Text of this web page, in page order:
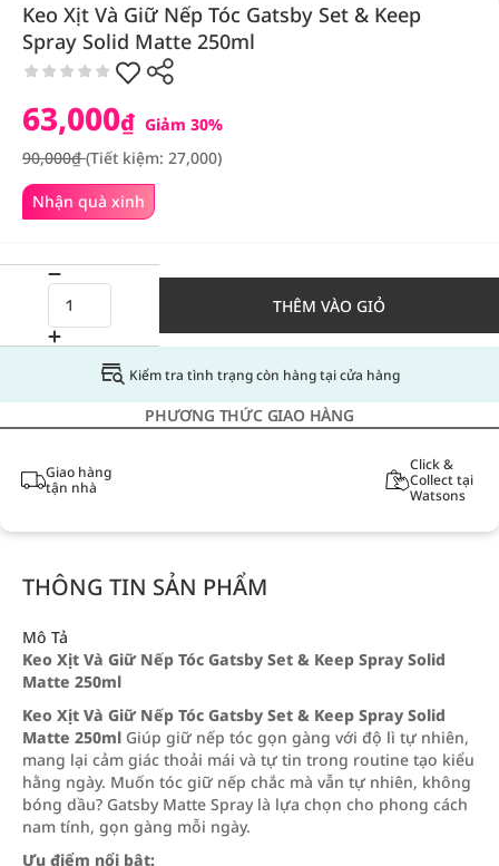
Keo Xịt Và Giữ Nếp Tóc Gatsby Set & Keep
Spray Solid Matte 250ml
Nhận quà xinh
63,000₫ Giảm 30%
90,000₫(Tiết kiệm: 27,000)
THÊM VÀO GIỎ
Kiểm tra tình trạng còn hàng tại cửa hàng
PHƯƠNG THỨC GIAO HÀNG
Giao hàng
tận nhà
Click &
Collect tại
Watsons
THÔNG TIN SẢN PHẨM
Mô Tả
Keo Xịt Và Giữ Nếp Tóc Gatsby Set & Keep Spray Solid
Matte 250ml
Keo Xịt Và Giữ Nếp Tóc Gatsby Set & Keep Spray Solid
Matte 250ml Giúp giữ nếp tóc gọn gàng với độ lì tự nhiên,
mang lại cảm giác thoải mái và tự tin trong routine tạo kiểu
hằng ngày. Muốn tóc giữ nếp chắc mà vẫn tự nhiên, không
bóng dầu? Gatsby Matte Spray là lựa chọn cho phong cách
nam tính, gọn gàng mỗi ngày.
Ưu điểm nổi bật: